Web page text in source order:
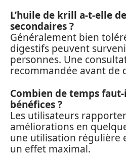
L’huile de krill a-t-elle
secondaires ?
Généralement bien
digestifs peuvent
personnes. Une
recommandée avant de
Combien de temps
bénéfices ?
Les utilisateurs
améliorations en
une utilisation régulière
un effet maximal.